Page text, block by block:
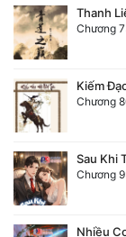
Đam Mỹ
Đẹp
Đẹp Hiệp
Tính Cách Nhân Vật :
Cơ Trí
Sát Phạt Quyết Đoán
Thanh
Chương
Kiếm
Chương
Sau Khi
Nhiều